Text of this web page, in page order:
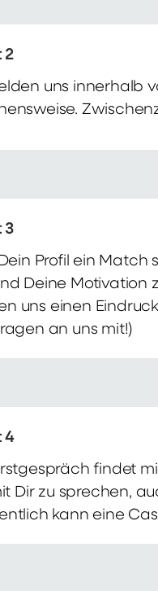
2
uns innerhalb
3
Profil ein
Deine Motivation
uns einen
an uns mit!)
4
findet
Dir zu sprechen,
kann eine